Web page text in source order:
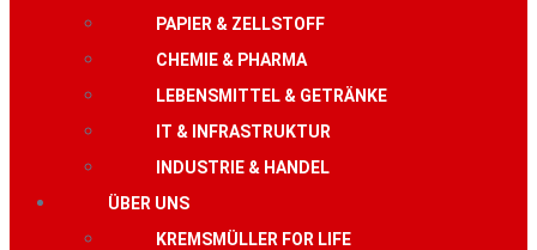
PAPIER & ZELLSTOFF
CHEMIE & PHARMA
LEBENSMITTEL & GETRÄNKE
IT & INFRASTRUKTUR
INDUSTRIE & HANDEL
ÜBER UNS
KREMSMÜLLER FOR LIFE